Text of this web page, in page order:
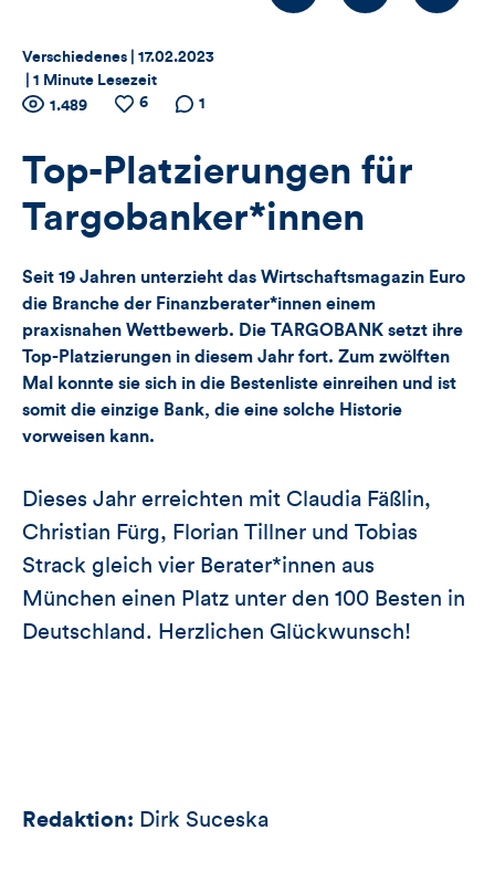
Thema:
Verschiedenes | Datum:
17.02.2023
1 Minute Lesezeit
Zähler
für
Views,
und
Kommentare
dieses
Artikels
Anzahl
1.489
Anzahl
6
Anzahl der
1
Top-Platzierungen für
Targobanker*innen
Seit 19 Jahren unterzieht das Wirtschaftsmagazin Euro
die Branche der Finanzberater*innen einem
praxisnahen Wettbewerb. Die TARGOBANK setzt ihre
Top-Platzierungen in diesem Jahr fort. Zum zwölften
Mal konnte sie sich in die Bestenliste einreihen und ist
somit die einzige Bank, die eine solche Historie
vorweisen kann.
Dieses Jahr erreichten mit Claudia Fäßlin,
Christian Fürg, Florian Tillner und Tobias
Strack gleich vier Berater*innen aus
München einen Platz unter den 100 Besten in
Deutschland. Herzlichen Glückwunsch!
Redaktion: Dirk Suceska